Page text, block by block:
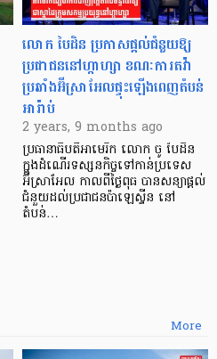
លោក បៃដិន ប្រកាសផ្តល់ជំនួយឱ្យ
ប្រជាជននៅហ្កាហ្សា ខណៈការតវ៉ា
ប្រឆាំងអ៊ីស្រាអែលផ្ទុះឡើងពេញតំបន់
អារ៉ាប់
2 years, 9 months ago
ប្រធានាធិបតីអាមេរិក លោក ចូ បៃដិន
ក្នុងដំណើរទស្សនកិច្ចទៅកាន់ប្រទេស
អ៊ីស្រាអែល កាលពីថ្ងៃពុធ បានសន្យាផ្តល់
ជំនួយដល់ប្រជាជនប៉ាឡេស្ទីន នៅ
តំបន់…
More